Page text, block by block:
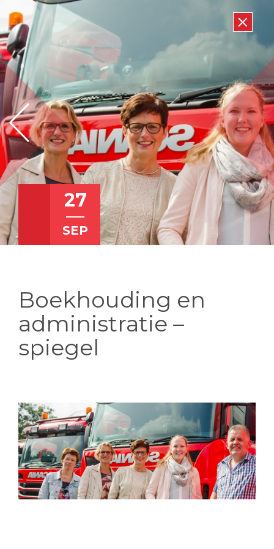
27
SEP
Boekhouding en
administratie –
spiegel